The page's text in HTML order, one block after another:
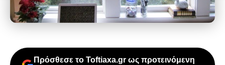
Πρόσθεσε το Toftiaxa.gr ως προτεινόμενη